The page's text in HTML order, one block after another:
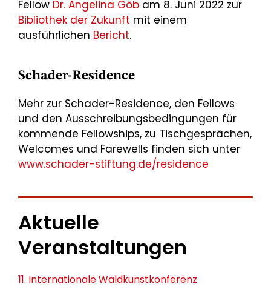
Fellow Dr. Angelina Göb am 8. Juni 2022 zur
Bibliothek der Zukunft mit einem
ausführlichen Bericht.
Schader-Residence
Mehr zur Schader-Residence, den Fellows
und den Ausschreibungsbedingungen für
kommende Fellowships, zu Tischgesprächen,
Welcomes und Farewells finden sich unter
www.schader-stiftung.de/residence
Aktuelle
Veranstaltungen
11. Internationale Waldkunstkonferenz